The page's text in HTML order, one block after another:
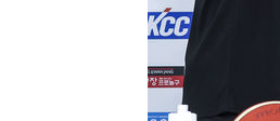
백운산서 80년근 천
선재도서 해루질 나섰
남자 농구, 나고야 아시
여수 오동도 해상서 모